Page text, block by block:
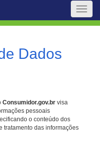
Toggle
Dados
Consumidor.gov.br visa
pessoais
o conteúdo dos
tratamento das informações